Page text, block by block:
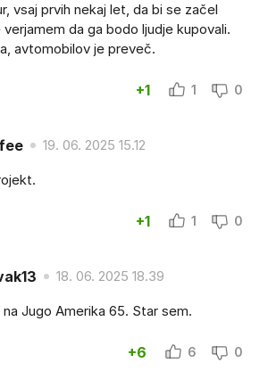
vsaj prvih nekaj let, da bi se začel
da ga bodo ljudje kupovali.
avtomobilov je preveč.
+1 1 0
19. 06. 2025 15.12
+1 1 0
18. 06. 2025 18.39
Jugo Amerika 65. Star sem.
+6 6 0